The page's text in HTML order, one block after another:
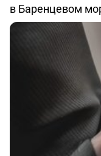
в Баренцевом